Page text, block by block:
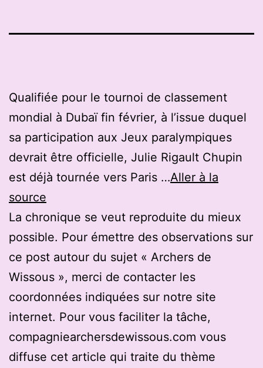
Qualifiée pour le tournoi de classement
mondial à Dubaï fin février, à l’issue duquel
sa participation aux Jeux paralympiques
devrait être officielle, Julie Rigault Chupin
est déjà tournée vers Paris …Aller à la
source
La chronique se veut reproduite du mieux
possible. Pour émettre des observations sur
ce post autour du sujet « Archers de
Wissous », merci de contacter les
coordonnées indiquées sur notre site
internet. Pour vous faciliter la tâche,
compagniearchersdewissous.com vous
diffuse cet article qui traite du thème